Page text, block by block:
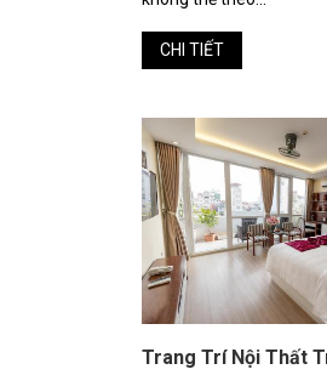
CHI TIẾT
Trang Trí Nội Thất